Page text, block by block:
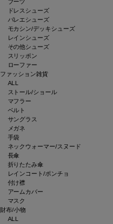
ブーツ
ドレスシューズ
バレエシューズ
モカシン/デッキシューズ
レインシューズ
その他シューズ
スリッポン
ローファー
ファッション雑貨
ALL
ストール/ショール
マフラー
ベルト
サングラス
メガネ
手袋
ネックウォーマー/スヌード
長傘
折りたたみ傘
レインコート/ポンチョ
付け襟
アームカバー
マスク
財布/小物
ALL